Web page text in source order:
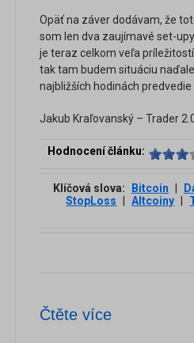
Opäť na záver dodávam, že
som len dva zaujímavé set-
je teraz celkom veľa
tak tam budem situáciu
najbližších hodinách
Jakub Kraľovanský – Trader
Hodnocení článku:
Klíčová slova: Bitcoin
StopLoss
Altcoiny
Čtěte více